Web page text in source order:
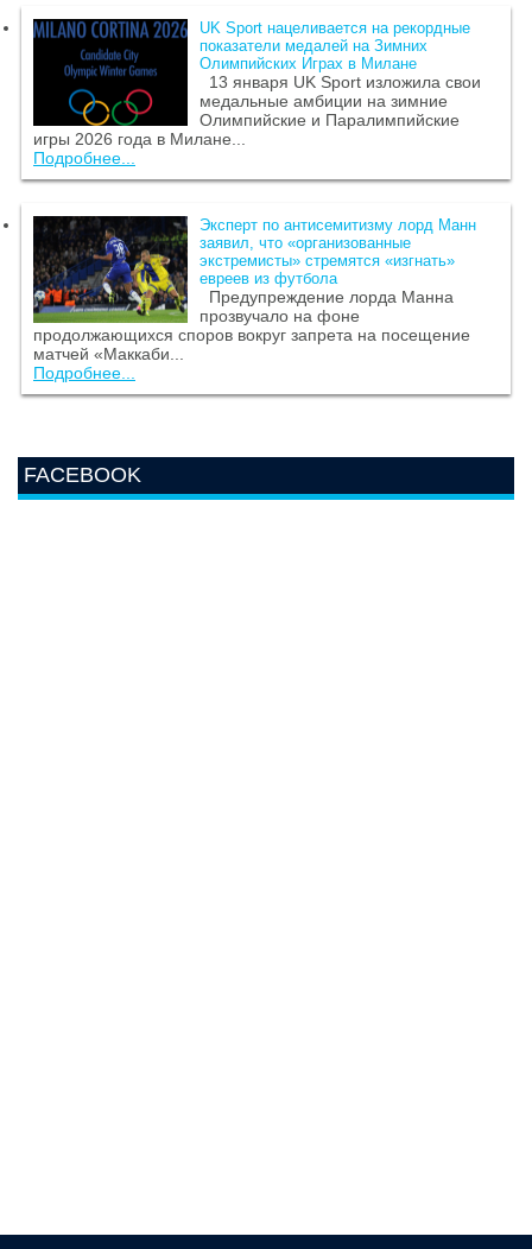
UK Sport нацеливается на рекордные
показатели медалей на Зимних
Олимпийских Играх в Милане
13 января UK Sport изложила свои
медальные амбиции на зимние
Олимпийские и Паралимпийские
игры 2026 года в Милане...
Подробнее...
Эксперт по антисемитизму лорд Манн
заявил, что «организованные
экстремисты» стремятся «изгнать»
евреев из футбола
Предупреждение лорда Манна
прозвучало на фоне
продолжающихся споров вокруг запрета на посещение
матчей «Маккаби...
Подробнее...
FACEBOOK